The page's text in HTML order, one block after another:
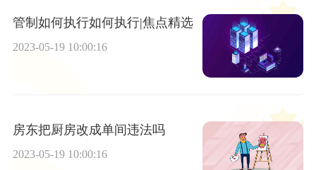
管制如何执行如何执行|焦点精选
2023-05-19 10:00:16
房东把厨房改成单间违法吗
2023-05-19 10:00:16